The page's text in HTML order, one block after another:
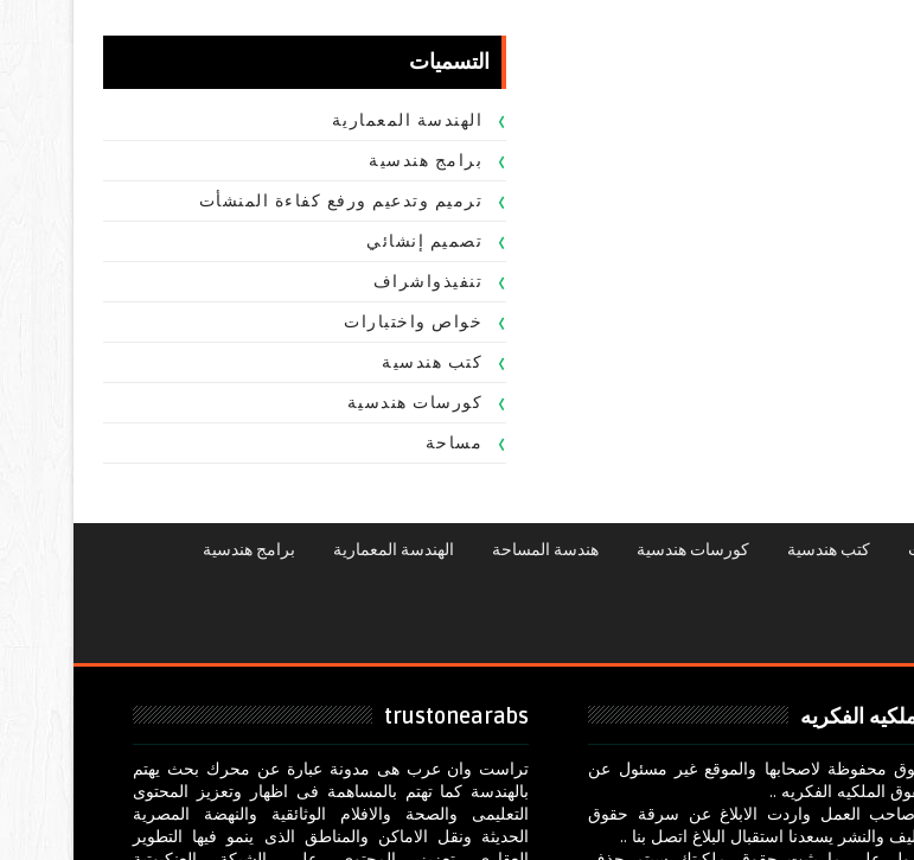
التسميات
الهندسة المعمارية
برامج هندسية
ترميم وتدعيم ورفع كفاءة المنشأت
تصميم إنشائي
تنفيذواشراف
خواص واختبارات
كتب هندسية
كورسات هندسية
مساحة
كتب هندسية كورسات هندسية هندسة المساحة الهندسة المعمارية برامج هندسية
trustonearabs
تراست وان عرب هى مدونة عبارة عن محرك بحث يهتم
بالهندسة كما تهتم بالمساهمة فى اظهار وتعزيز المحتوى
التعليمى والصحة والافلام الوثائقية والنهضة المصرية
الحديثة ونقل الاماكن والمناطق الذى ينمو فيها التطوير
الفكريه
محفوظة لاصحابها والموقع غير مسئول عن
الملكيه الفكريه ..
العمل واردت الابلاغ عن سرقة حقوق
والنشر يسعدنا استقبال البلاغ اتصل بنا ..